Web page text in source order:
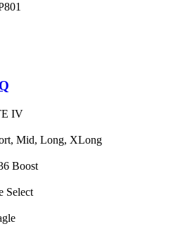
IV
Mid, Long, XLong
Boost
Select